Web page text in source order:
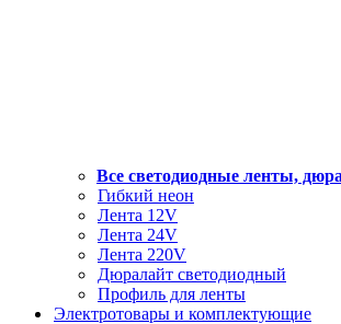
Все светодиодные ленты,
Гибкий неон
Лента 12V
Лента 24V
Лента 220V
Дюралайт светодиодный
Профиль для ленты
Электротовары и комплектующие